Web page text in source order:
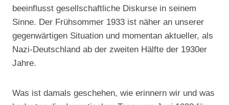
beeinflusst gesellschaftliche Diskurse in seinem
Sinne. Der Frühsommer 1933 ist näher an unserer
gegenwärtigen Situation und momentan aktueller, als
Nazi-Deutschland ab der zweiten Hälfte der 1930er
Jahre.
Was ist damals geschehen, wie erinnern wir und was